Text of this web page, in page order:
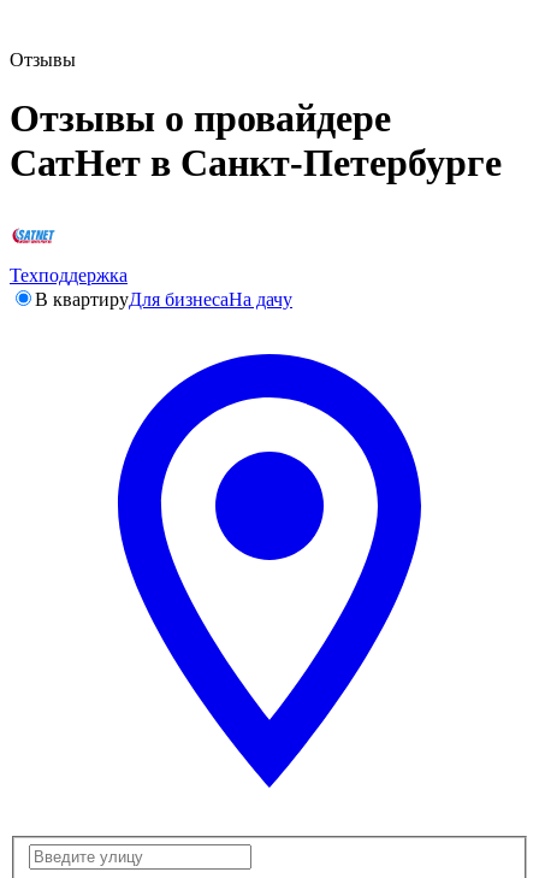
Отзывы
Отзывы о провайдере
СатНет в Санкт-Петербурге
Техподдержка
В квартируДля бизнесаНа дачу